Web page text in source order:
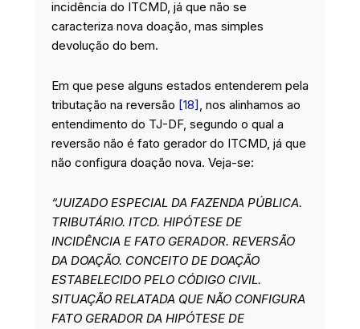
incidência do ITCMD, já que não se
caracteriza nova doação, mas simples
devolução do bem.
Em que pese alguns estados entenderem pela
tributação na reversão [18] , nos alinhamos ao
entendimento do TJ-DF, segundo o qual a
reversão não é fato gerador do ITCMD, já que
não configura doação nova. Veja-se:
“JUIZADO ESPECIAL DA FAZENDA PÚBLICA.
TRIBUTÁRIO. ITCD. HIPÓTESE DE
INCIDÊNCIA E FATO GERADOR. REVERSÃO
DA DOAÇÃO. CONCEITO DE DOAÇÃO
ESTABELECIDO PELO CÓDIGO CIVIL.
SITUAÇÃO RELATADA QUE NÃO CONFIGURA
FATO GERADOR DA HIPÓTESE DE